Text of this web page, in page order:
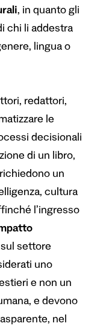
, in quanto gli
chi li addestra
lingua o
redattori,
le
decisionali
di un libro,
un
cultura
l’ingresso
sul settore
uno
e non un
e devono
nel